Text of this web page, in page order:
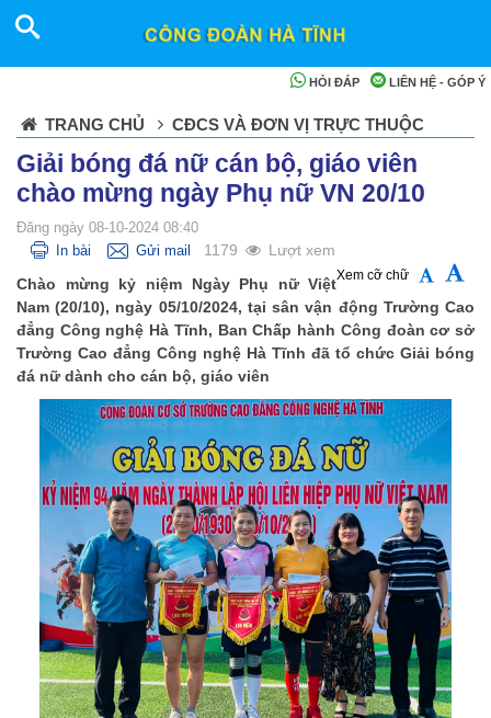
LIÊN HỆ - GÓP Ý
HỎI ĐÁP
TRANG CHỦ CĐCS VÀ ĐƠN VỊ TRỰC THUỘC
Giải bóng đá nữ cán bộ, giáo viên
chào mừng ngày Phụ nữ VN 20/10
Đăng ngày 08-10-2024 08:40
In bài
Gửi mail 1179 Lượt xem
Xem cỡ chữ
Chào mừng kỷ niệm Ngày Phụ nữ Việt
Nam (20/10), ngày 05/10/2024, tại sân vận động Trường Cao
đẳng Công nghệ Hà Tĩnh, Ban Chấp hành Công đoàn cơ sở
Trường Cao đẳng Công nghệ Hà Tĩnh đã tổ chức Giải bóng
đá nữ dành cho cán bộ, giáo viên